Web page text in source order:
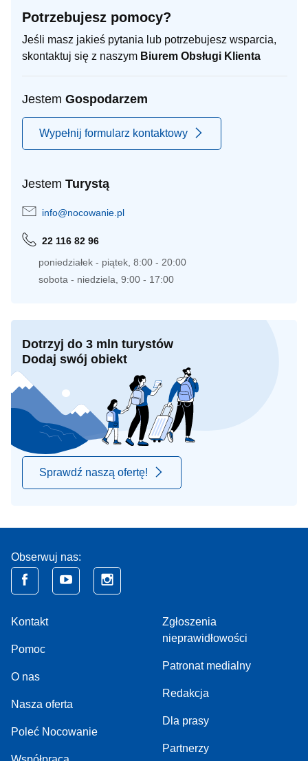
Potrzebujesz pomocy?
Jeśli masz jakieś pytania lub potrzebujesz wsparcia,
skontaktuj się z naszym Biurem Obsługi Klienta
Jestem Gospodarzem
Wypełnij formularz kontaktowy
Jestem Turystą
info@nocowanie.pl
22 116 82 96
poniedziałek - piątek, 8:00 - 20:00
sobota - niedziela, 9:00 - 17:00
Dotrzyj do 3 mln turystów
Dodaj swój obiekt
Sprawdź naszą ofertę!
Obserwuj nas:
Kontakt
Pomoc
O nas
Nasza oferta
Poleć Nocowanie
Zgłoszenia
nieprawidłowości
Patronat medialny
Redakcja
Dla prasy
Partnerzy